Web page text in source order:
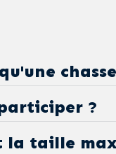
une urbaine
et ses
?
la taille